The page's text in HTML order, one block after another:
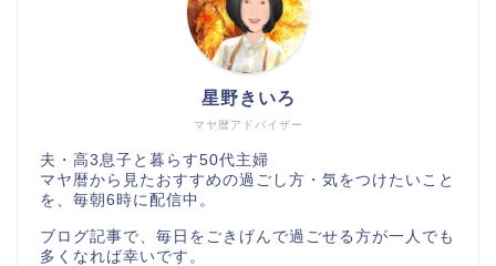
マヤ暦アドバイザー
星野きいろ
夫・高3息子と暮らす50代主婦
マヤ暦から見たおすすめの過ごし方・気をつけたいこと
を、毎朝6時に配信中。
ブログ記事で、毎日をごきげんで過ごせる方が一人でも
多くなれば幸いです。